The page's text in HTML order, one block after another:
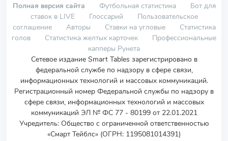
Полная версия сайта Футбольная статистика
Бот для
ставок в LIVE
Глоссарий
Пользовательское
соглашение
Авторы Ставки на угловые
Статистика
голов
Статистика желтых карточек
Профессиональные
капперы Рунета
Сетевое издание Smart Tables зарегистрировано в
федеральной службе по надзору в сфере связи,
информационных технологий и массовых коммуникаций.
Регистрационный номер Федеральной службы по надзору в
сфере связи, информационных технологий и массовых
коммуникаций ЭЛ № ФС 77 - 80199 от 22.01.2021
Учредитель: Общество с ограниченной ответственностью
«Смарт Тейблс» (ОГРН: 1195081014391)